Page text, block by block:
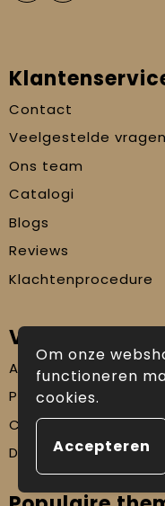
Contact
Veelgestelde vragen
Ons team
Catalogi
Blogs
Reviews
Klachtenprocedure
Veilig winkelen
Algemene
Privacyverklaring
Cookiebeleid
Disclaimer
Om onze
functioneren
cookies.